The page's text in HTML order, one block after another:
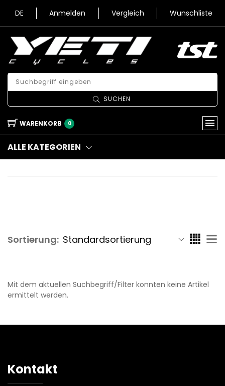
DE Anmelden Vergleich Wunschliste
SUCHEN
WARENKORB 0
ALLE KATEGORIEN
Sortierung:
Mit dem aktuellen Suchbegriff/Filter konnten keine Artikel
ermittelt werden.
Kontakt